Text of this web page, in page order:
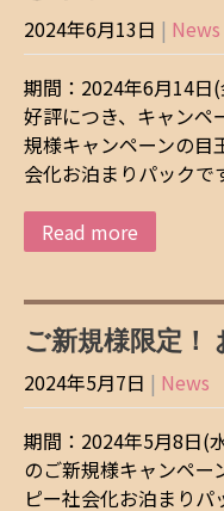
2024年6月13日 | News
期間：2024年6月14日
好評につき、キャンペ
規様キャンペーンの目
会化お泊まりパック
Read more
ご新規様限定！
2024年5月7日 | News
期間：2024年5月8日(
のご新規様キャンペ
ピー社会化お泊まり